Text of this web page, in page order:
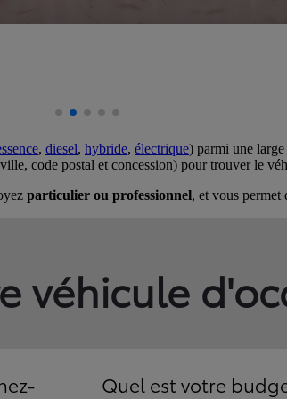
, diesel, hybride, électrique) parmi une large
code postal et concession) pour trouver le
particulier ou professionnel, et vous permet
véhicule
Quel est votre